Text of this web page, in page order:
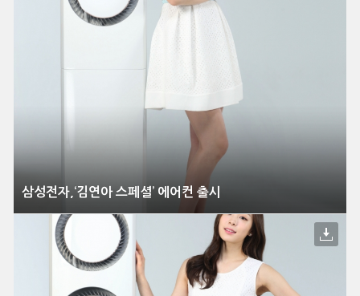
삼성전자,‘김연아 스페셜’ 에어컨 출시